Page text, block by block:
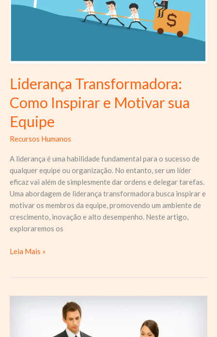
Liderança Transformadora:
Como Inspirar e Motivar sua
Equipe
Recursos Humanos
A liderança é uma habilidade fundamental para o sucesso de
qualquer equipe ou organização. No entanto, ser um líder
eficaz vai além de simplesmente dar ordens e delegar tarefas.
Uma abordagem de liderança transformadora busca inspirar e
motivar os membros da equipe, promovendo um ambiente de
crescimento, inovação e alto desempenho. Neste artigo,
exploraremos os
Liderança
e
Leia Mais »